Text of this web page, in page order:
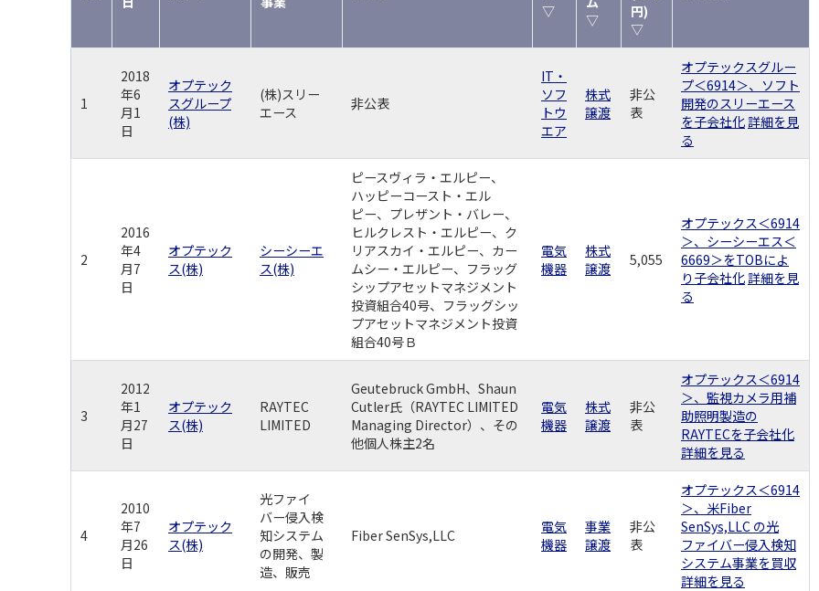
▽
▽
円)
▽
1
2018
年6
月1
日
オプテック
スグループ
(株)
(株)スリー
エース
非公表
IT・
ソフ
トウ
エア
株式
譲渡
非公
表
オプテックスグルー
プ＜6914＞、ソフト
開発のスリーエース
を子会社化詳細を見
る
2
2016
年4
月7
日
オプテック
ス(株)
シーシーエ
ス(株)
ピースヴィラ・エルピー、
ハッピーコースト・エル
ピー、プレザント・バレー、
ヒルクレスト・エルピー、ク
リアスカイ・エルピー、カー
ムシー・エルピー、フラッグ
シップアセットマネジメント
投資組合40号、フラッグシッ
プアセットマネジメント投資
組合40号Ｂ
電気
機器
株式
譲渡
5,055
オプテックス＜6914
＞、シーシーエス＜
6669＞をTOBによ
り子会社化詳細を見
る
3
2012
年1
月27
日
オプテック
ス(株)
RAYTEC
LIMITED
Geutebruck GmbH、Shaun
Cutler氏（RAYTEC LIMITED
Managing Director）、その
他個人株主2名
電気
機器
株式
譲渡
非公
表
オプテックス＜6914
＞、監視カメラ用補
助照明製造の
RAYTECを子会社化
詳細を見る
4
2010
年7
月26
日
オプテック
ス(株)
光ファイ
バー侵入検
知システム
の開発、製
造、販売
Fiber SenSys,LLC
電気
機器
事業
譲渡
非公
表
オプテックス＜6914
＞、米Fiber
SenSys,LLC の光
ファイバー侵入検知
システム事業を買収
詳細を見る